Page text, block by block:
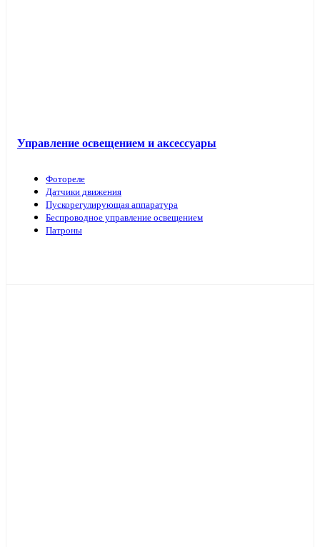
Управление освещением и аксессуары
Фотореле
Датчики движения
Пускорегулирующая аппаратура
Беспроводное управление освещением
Патроны